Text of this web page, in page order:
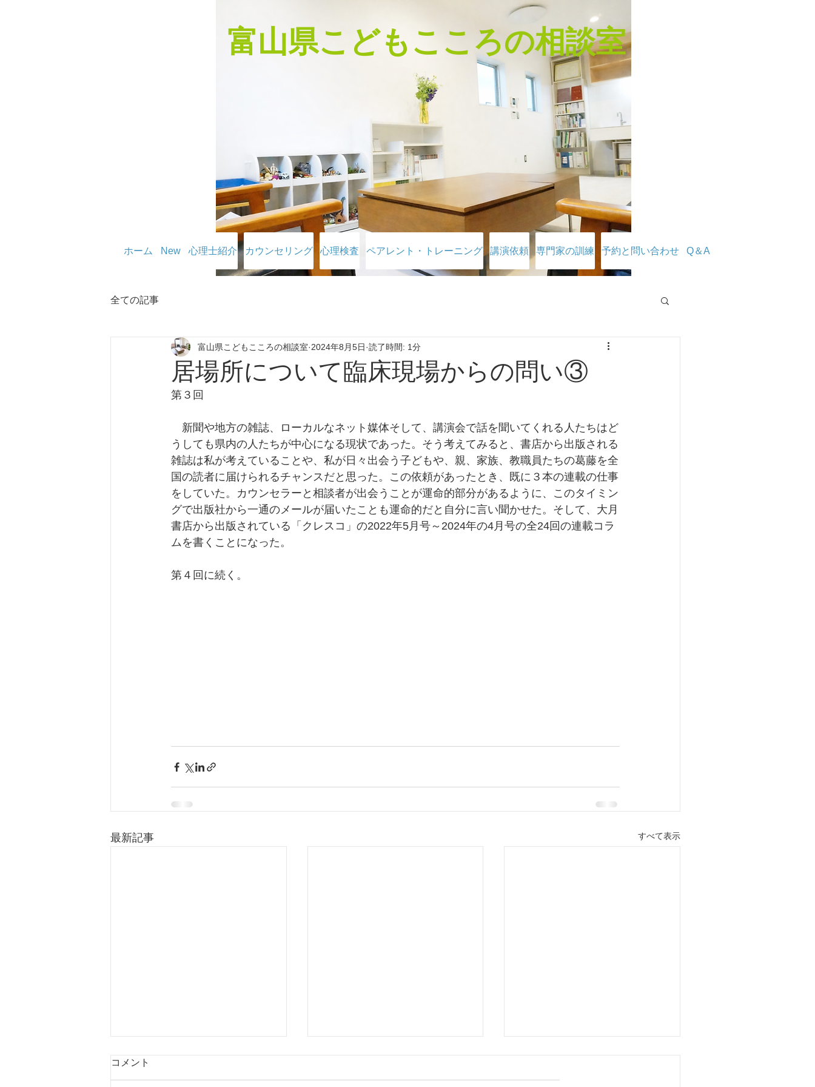
ホーム New 心理士紹介 カウンセリング 心理検査 ペアレント・トレーニング 講演依頼 専門家の訓練 予約と問い合わせ Q＆A
​富山県こどもこころの相談室
全ての記事
居場所について臨床現場からの問い③
富山県こどもこころの相談室 2024年8月5日 読了時間: 1分
第３回
新聞や地方の雑誌、ローカルなネット媒体そして、講演会で話を聞いてくれる人たちはど
うしても県内の人たちが中心になる現状であった。そう考えてみると、書店から出版される
雑誌は私が考えていることや、私が日々出会う子どもや、親、家族、教職員たちの葛藤を全
国の読者に届けられるチャンスだと思った。この依頼があったとき、既に３本の連載の仕事
をしていた。カウンセラーと相談者が出会うことが運命的部分があるように、このタイミン
グで出版社から一通のメールが届いたことも運命的だと自分に言い聞かせた。そして、大月
書店から出版されている「クレスコ」の2022年5月号～2024年の4月号の全24回の連載コラ
ムを書くことになった。
第４回に続く。
最新記事 すべて表示
コメント